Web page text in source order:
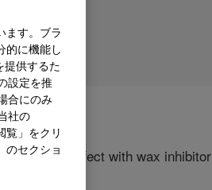
effect with wax inhibitor
ます。ブラ
的に機能し
提供するた
設定を推
合にのみ
社の
覧」をクリ
のセクショ